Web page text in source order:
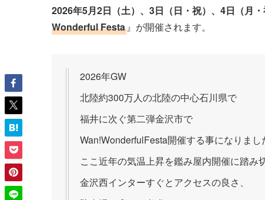
2026年5月2日（土）、3日（日・祝）、4日（月・
Wonderful Festa 』が開催されます。
2026年GW
北陸約300万人の北陸の中心石川県で
福井に次ぐ第二弾金沢市で
Wan!WonderfulFesta開催する事になりまし
ここ近年の気温上昇を鑑み屋内開催に踏み
金沢西インターすぐとアクセスの良さ、